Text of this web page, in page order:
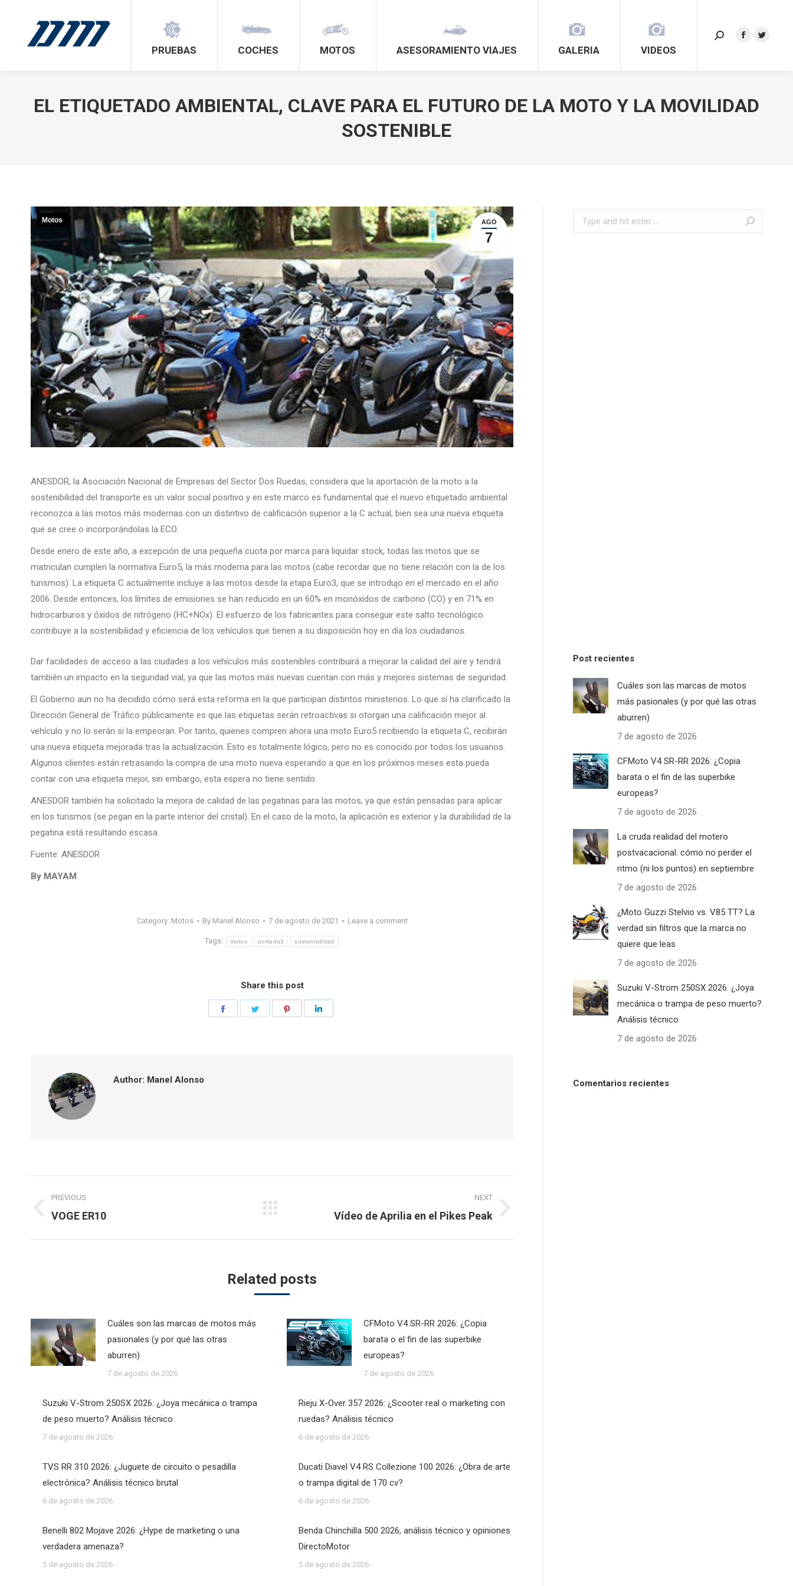
PRUEBAS COCHES MOTOS ASESORAMIENTO VIAJES GALERIA VIDEOS
Search:Facebook
new
Twitter
EL ETIQUETADO AMBIENTAL, CLAVE PARA EL FUTURO DE LA MOTO Y LA MOVILIDAD
SOSTENIBLE
AGO
7
Motos
ANESDOR, la Asociación Nacional de Empresas del Sector Dos Ruedas, considera que la aportación de la moto a la
sostenibilidad del transporte es un valor social positivo y en este marco es fundamental que el nuevo etiquetado ambiental
reconozca a las motos más modernas con un distintivo de calificación superior a la C actual, bien sea una nueva etiqueta
que se cree o incorporándolas la ECO.
Desde enero de este año, a excepción de una pequeña cuota por marca para liquidar stock, todas las motos que se
matriculan cumplen la normativa Euro5, la más moderna para las motos (cabe recordar que no tiene relación con la de los
turismos). La etiqueta C actualmente incluye a las motos desde la etapa Euro3, que se introdujo en el mercado en el año
2006. Desde entonces, los límites de emisiones se han reducido en un 60% en monóxidos de carbono (CO) y en 71% en
hidrocarburos y óxidos de nitrógeno (HC+NOx). El esfuerzo de los fabricantes para conseguir este salto tecnológico
contribuye a la sostenibilidad y eficiencia de los vehículos que tienen a su disposición hoy en día los ciudadanos.
Dar facilidades de acceso a las ciudades a los vehículos más sostenibles contribuirá a mejorar la calidad del aire y tendrá
también un impacto en la seguridad vial, ya que las motos más nuevas cuentan con más y mejores sistemas de seguridad.
El Gobierno aun no ha decidido cómo será esta reforma en la que participan distintos ministerios. Lo que sí ha clarificado la
Dirección General de Tráfico públicamente es que las etiquetas serán retroactivas si otorgan una calificación mejor al
vehículo y no lo serán si la empeoran. Por tanto, quienes compren ahora una moto Euro5 recibiendo la etiqueta C, recibirán
una nueva etiqueta mejorada tras la actualización. Esto es totalmente lógico, pero no es conocido por todos los usuarios.
Algunos clientes están retrasando la compra de una moto nueva esperando a que en los próximos meses esta pueda
contar con una etiqueta mejor, sin embargo, esta espera no tiene sentido.
ANESDOR también ha solicitado la mejora de calidad de las pegatinas para las motos, ya que están pensadas para aplicar
en los turismos (se pegan en la parte interior del cristal). En el caso de la moto, la aplicación es exterior y la durabilidad de la
pegatina está resultando escasa.
Fuente: ANESDOR
By MAYAM
Category: Motos By Manel Alonso 7 de agosto de 2021 Leave a comment
Tags: motos portada3 sostenibilidad
Share this post
Share
Author: Manel Alonso
navigation
PREVIOUS
Previous
VOGE ER10
NEXT
Vídeo de Aprilia en el Pikes Peak
Related posts
Cuáles son las marcas de motos más
pasionales (y por qué las otras
aburren)
7 de agosto de 2026
CFMoto V4 SR-RR 2026: ¿Copia
barata o el fin de las superbike
europeas?
7 de agosto de 2026
Suzuki V-Strom 250SX 2026: ¿Joya mecánica o trampa
de peso muerto? Análisis técnico
7 de agosto de 2026
Rieju X-Over 357 2026: ¿Scooter real o marketing con
ruedas? Análisis técnico
6 de agosto de 2026
TVS RR 310 2026: ¿Juguete de circuito o pesadilla
electrónica? Análisis técnico brutal
6 de agosto de 2026
Ducati Diavel V4 RS Collezione 100 2026: ¿Obra de arte
o trampa digital de 170 cv?
6 de agosto de 2026
Benelli 802 Mojave 2026: ¿Hype de marketing o una
verdadera amenaza?
5 de agosto de 2026
Benda Chinchilla 500 2026, análisis técnico y opiniones
DirectoMotor
5 de agosto de 2026
Search:
Post recientes
Cuáles son las marcas de motos
más pasionales (y por qué las otras
aburren)
7 de agosto de 2026
CFMoto V4 SR-RR 2026: ¿Copia
barata o el fin de las superbike
europeas?
7 de agosto de 2026
La cruda realidad del motero
postvacacional: cómo no perder el
ritmo (ni los puntos) en septiembre
7 de agosto de 2026
¿Moto Guzzi Stelvio vs. V85 TT? La
verdad sin filtros que la marca no
quiere que leas
7 de agosto de 2026
Suzuki V-Strom 250SX 2026: ¿Joya
mecánica o trampa de peso muerto?
Análisis técnico
7 de agosto de 2026
Comentarios recientes